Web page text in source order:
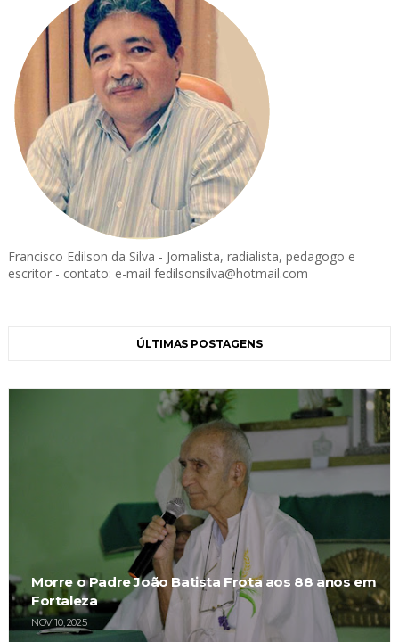
Francisco Edilson da Silva - Jornalista, radialista, pedagogo e
escritor - contato: e-mail fedilsonsilva@hotmail.com
ÚLTIMAS POSTAGENS
Morre o Padre João Batista Frota aos 88 anos em
Fortaleza
NOV 10, 2025